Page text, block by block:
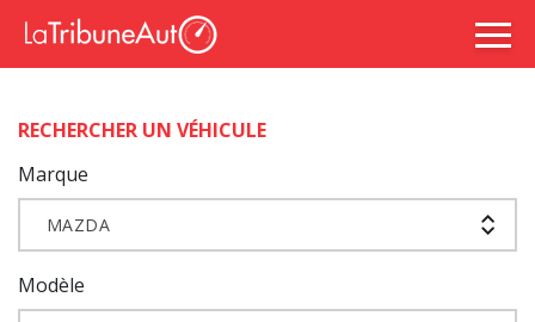
RECHERCHER UN VÉHICULE
Marque
MAZDA
Modèle